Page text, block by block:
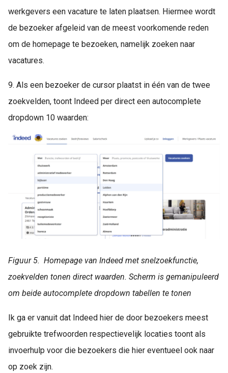
werkgevers een vacature te laten plaatsen. Hiermee wordt
de bezoeker afgeleid van de meest voorkomende reden
om de homepage te bezoeken, namelijk zoeken naar
vacatures.
9. Als een bezoeker de cursor plaatst in één van de twee
zoekvelden, toont Indeed per direct een autocomplete
dropdown 10 waarden:
Figuur 5. Homepage van Indeed met snelzoekfunctie,
zoekvelden tonen direct waarden. Scherm is gemanipuleerd
om beide autocomplete dropdown tabellen te tonen
Ik ga er vanuit dat Indeed hier de door bezoekers meest
gebruikte trefwoorden respectievelijk locaties toont als
invoerhulp voor die bezoekers die hier eventueel ook naar
op zoek zijn.